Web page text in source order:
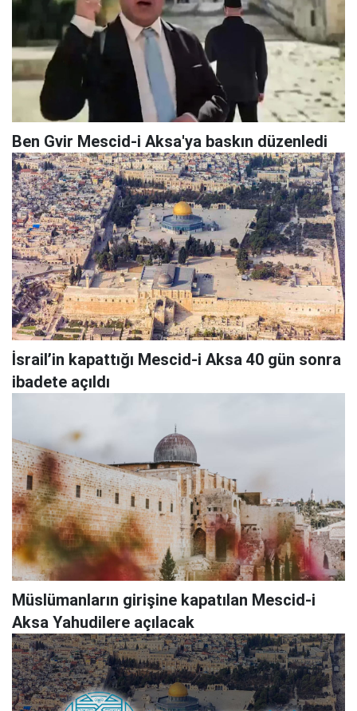
Ben Gvir Mescid-i Aksa'ya baskın düzenledi
İsrail’in kapattığı Mescid-i Aksa 40 gün sonra
ibadete açıldı
Müslümanların girişine kapatılan Mescid-i
Aksa Yahudilere açılacak